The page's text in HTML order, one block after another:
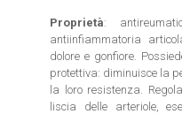
Proprietà:
antiinfiammatoria
dolore e gonfiore.
protettiva: diminuisce la
la loro resistenza.
liscia delle arteriole,